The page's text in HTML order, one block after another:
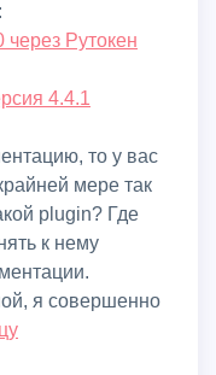
Рутокен
4.4.1
то у вас
мере так
plugin? Где
к нему
я совершенно